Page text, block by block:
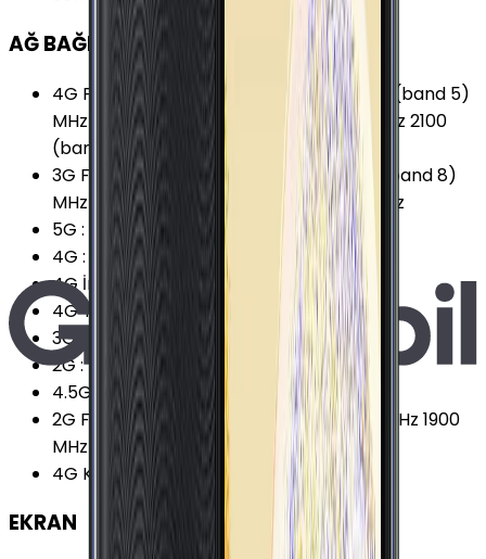
AĞ BAĞLANTILARI
4G Frekansları
800 (band 20) MHz 850 (band 5)
MHz 900 (band 8) MHz 1800 (band 3) MHz 2100
(band 1) MHz 2600 (band 7) MHz
3G Frekansları
850 (band 5) MHz 900 (band 8)
MHz 1900 (band 2) MHz 2100 (band 1) MHz
5G :
Yok
4G :
Var
4G İndirme:
150 Mbps
4G Teknolojisi
LTE (Cat.4)
3G
2G:Var
4.5G Desteği
2G Frekansları
850 MHz 900 MHz 1800 MHz 1900
MHz
4G Karşıya Yükleme: 50 Mbps
EKRAN